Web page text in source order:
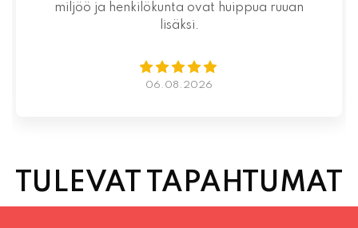
miljöö ja henkilökunta ovat huippua ruuan
lisäksi.
06.08.2026
TULEVAT TAPAHTUMAT